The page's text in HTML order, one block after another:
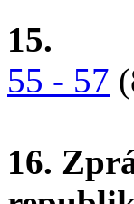
15.
55 - 57
16.